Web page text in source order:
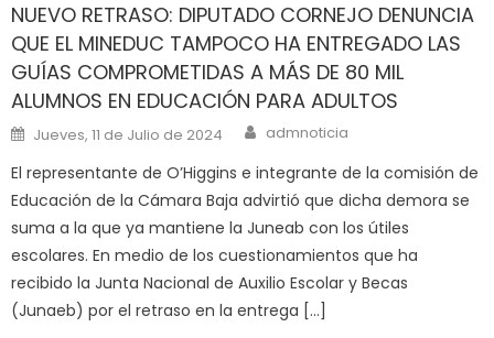
NUEVO RETRASO: DIPUTADO CORNEJO DENUNCIA
QUE EL MINEDUC TAMPOCO HA ENTREGADO LAS
GUÍAS COMPROMETIDAS A MÁS DE 80 MIL
ALUMNOS EN EDUCACIÓN PARA ADULTOS
Posted on
Jueves, 11 de Julio de 2024 Author
admnoticia
El representante de O’Higgins e integrante de la comisión de
Educación de la Cámara Baja advirtió que dicha demora se
suma a la que ya mantiene la Juneab con los útiles
escolares. En medio de los cuestionamientos que ha
recibido la Junta Nacional de Auxilio Escolar y Becas
(Junaeb) por el retraso en la entrega […]